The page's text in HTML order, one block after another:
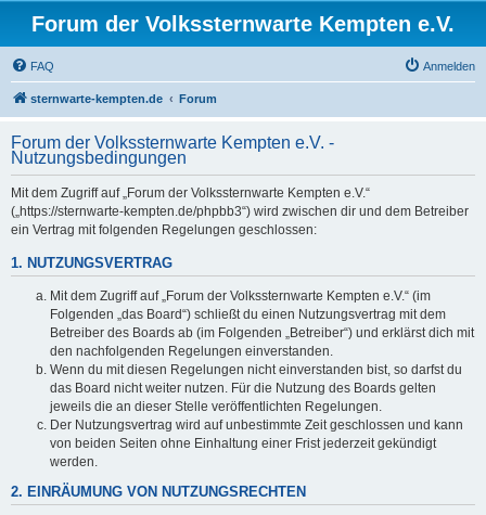
Forum der Volkssternwarte Kempten e.V.
FAQ Anmelden
sternwarte-kempten.de Forum
Forum der Volkssternwarte Kempten e.V. -
Nutzungsbedingungen
Mit dem Zugriff auf „Forum der Volkssternwarte Kempten e.V.“
(„https://sternwarte-kempten.de/phpbb3“) wird zwischen dir und dem Betreiber
ein Vertrag mit folgenden Regelungen geschlossen:
1. NUTZUNGSVERTRAG
Mit dem Zugriff auf „Forum der Volkssternwarte Kempten e.V.“ (im
Folgenden „das Board“) schließt du einen Nutzungsvertrag mit dem
Betreiber des Boards ab (im Folgenden „Betreiber“) und erklärst dich mit
den nachfolgenden Regelungen einverstanden.
Wenn du mit diesen Regelungen nicht einverstanden bist, so darfst du
das Board nicht weiter nutzen. Für die Nutzung des Boards gelten
jeweils die an dieser Stelle veröffentlichten Regelungen.
Der Nutzungsvertrag wird auf unbestimmte Zeit geschlossen und kann
von beiden Seiten ohne Einhaltung einer Frist jederzeit gekündigt
werden.
2. EINRÄUMUNG VON NUTZUNGSRECHTEN